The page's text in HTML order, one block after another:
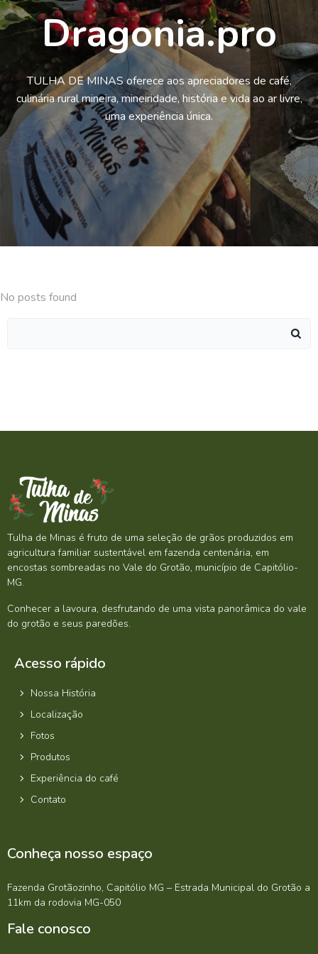
Dragonia.pro
TULHA DE MINAS oferece aos apreciadores de café,
culinária rural mineira, mineiridade, história e vida ao ar livre,
uma experiência única.
No posts found
Tulha de Minas é fruto de uma seleção de grãos produzidos em
agricultura familiar sustentável em fazenda centenária, em
encostas sombreadas no Vale do Grotão, município de Capitólio-
MG.
Conhecer a lavoura, desfrutando de uma vista panorâmica do vale
do grotão e seus paredões.
Acesso rápido
Nossa História
Localização
Fotos
Produtos
Experiência do café
Contato
Conheça nosso espaço
Fazenda Grotãozinho, Capitólio MG – Estrada Municipal do Grotão a
11km da rodovia MG-050
Fale conosco